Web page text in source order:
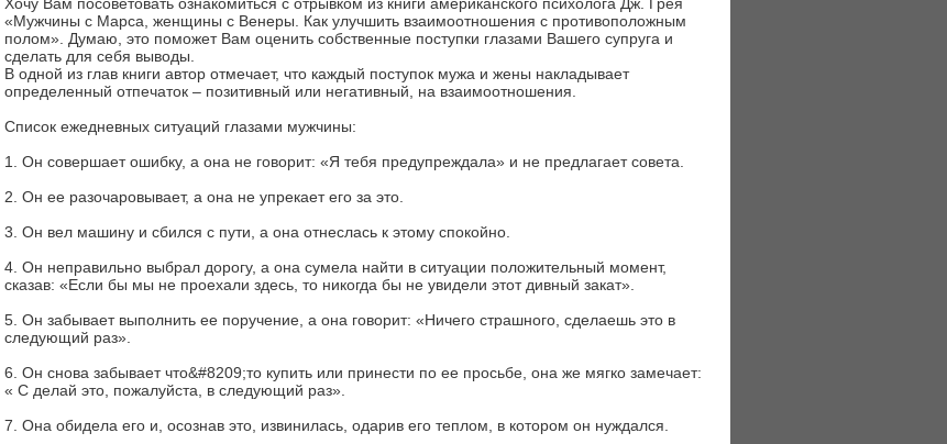
«Мужчины с Марса, женщины с Венеры. Как улучшить взаимоотношения с противоположным
полом». Думаю, это поможет Вам оценить собственные поступки глазами Вашего супруга и
сделать для себя выводы.
В одной из глав книги автор отмечает, что каждый поступок мужа и жены накладывает
определенный отпечаток – позитивный или негативный, на взаимоотношения.
Список ежедневных ситуаций глазами мужчины:
1. Он совершает ошибку, а она не говорит: «Я тебя предупреждала» и не предлагает совета.
2. Он ее разочаровывает, а она не упрекает его за это.
3. Он вел машину и сбился с пути, а она отнеслась к этому спокойно.
4. Он неправильно выбрал дорогу, а она сумела найти в ситуации положительный момент,
сказав: «Если бы мы не проехали здесь, то никогда бы не увидели этот дивный закат».
5. Он забывает выполнить ее поручение, а она говорит: «Ничего страшного, сделаешь это в
следующий раз».
6. Он снова забывает что&#8209;то купить или принести по ее просьбе, она же мягко замечает:
« C делай это, пожалуйста, в следующий раз».
7. Она обидела его и, осознав это, извинилась, одарив его теплом, в котором он нуждался.